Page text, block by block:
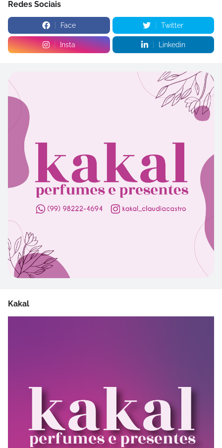
Redes Sociais
Face Twitter
Insta Linkedin
Kakal